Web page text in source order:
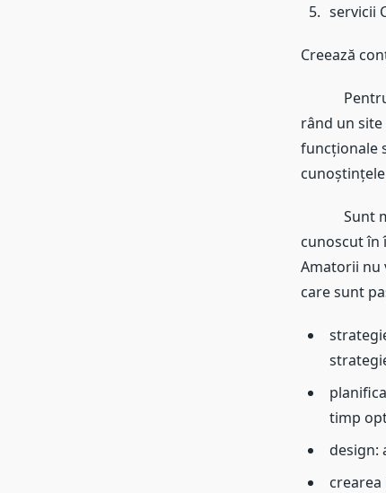
servicii
Creează
Pentru a
rând un site
funcționale
Sunt mai
cunoscut în
Amatorii nu
care sunt
timp
design: